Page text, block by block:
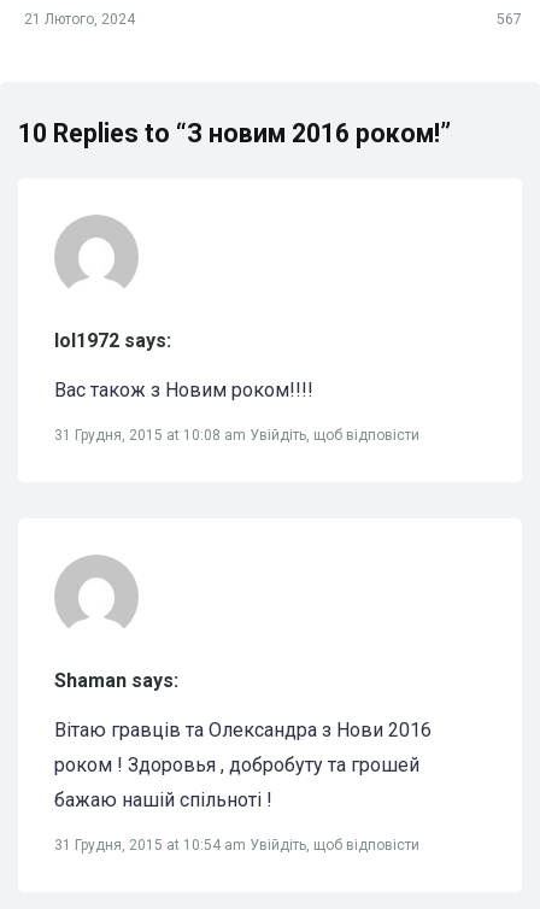
21 Лютого, 2024 567
10 Replies to “З новим 2016 роком!”
lol1972 says:
Вас також з Новим роком!!!!
31 Грудня, 2015 at 10:08 am Увійдіть, щоб відповісти
Shaman says:
Вітаю гравців та Олександра з Нови 2016
роком ! Здоровья , добробуту та грошей
бажаю нашій спільноті !
31 Грудня, 2015 at 10:54 am Увійдіть, щоб відповісти